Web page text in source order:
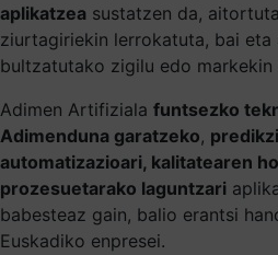
aplikatzea sustatzen da,
ziurtagiriekin lerrokatuta, bai eta
bultzatutako zigilu edo markekin
Adimen Artifiziala funtsezko
Adimenduna garatzeko,
automatizazioari, kalitatearen
prozesuetarako laguntzari
babesteaz gain, balio erantsi
Euskadiko enpresei.